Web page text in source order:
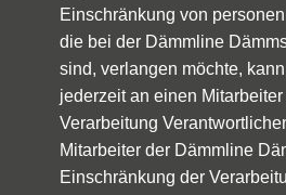
Einschränkung von
die bei der Dämmline
sind, verlangen möchte,
jederzeit an einen
Verarbeitung
Mitarbeiter der Dämmline
Einschränkung der